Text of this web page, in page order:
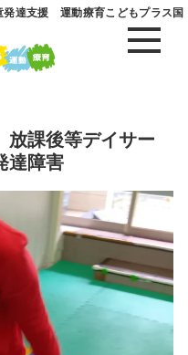
発達支援 運動療育こどもプラス国
課後等デイサー
障害